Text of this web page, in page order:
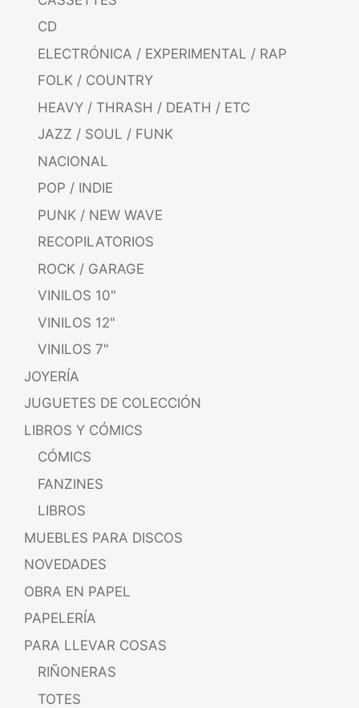
CD
ELECTRÓNICA / EXPERIMENTAL / RAP
FOLK / COUNTRY
HEAVY / THRASH / DEATH / ETC
JAZZ / SOUL / FUNK
NACIONAL
POP / INDIE
PUNK / NEW WAVE
RECOPILATORIOS
ROCK / GARAGE
VINILOS 10"
VINILOS 12"
VINILOS 7"
JOYERÍA
JUGUETES DE COLECCIÓN
LIBROS Y CÓMICS
CÓMICS
FANZINES
LIBROS
MUEBLES PARA DISCOS
NOVEDADES
OBRA EN PAPEL
PAPELERÍA
PARA LLEVAR COSAS
RIÑONERAS
TOTES